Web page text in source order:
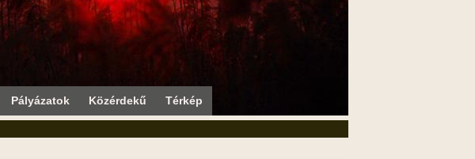
Pályázatok Közérdekű Térkép